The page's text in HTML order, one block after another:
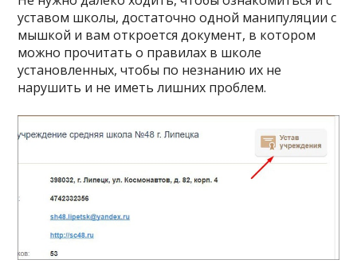
уставом школы, достаточно одной манипуляции с
мышкой и вам откроется документ, в котором
можно прочитать о правилах в школе
установленных, чтобы по незнанию их не
нарушить и не иметь лишних проблем.